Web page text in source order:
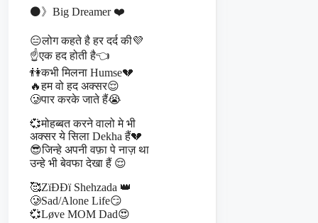
⚫》Big Dreamer ❤️
😑लोग कहते है हर दर्द की💜
☝️एक हद होती है👈
👫कभी मिलना Humse💔
🔥हम वो हद अक्सर😌
🥲पार करके जाते हैं😭
💞मोहब्बत करने वालो मे भी
अक्सर ये सिला Dekha हैं💔
😎जिन्हे अपनी वफ़ा पे नाज़ था
उन्हे भी बेवफा देखा हैं 😌
🥰ZïÐÐï Shehzada 👑
🥲Sad/Alone Life😏
💞Løve MOM Dad😍